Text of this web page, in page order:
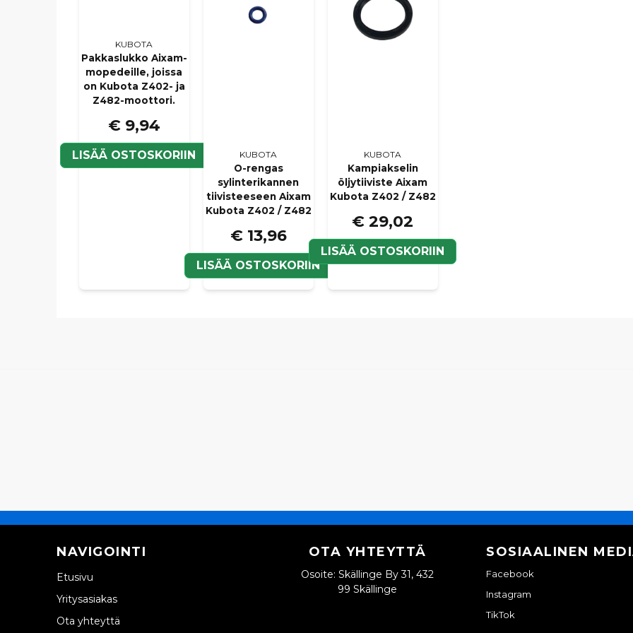
KUBOTA
Pakkaslukko Aixam-
mopedeille, joissa
on Kubota Z402- ja
Z482-moottori.
€ 9,94
LISÄÄ OSTOSKORIIN KUBOTA
O-rengas
sylinterikannen
tiivisteeseen Aixam
Kubota Z402 / Z482
€ 13,96
LISÄÄ OSTOSKORIIN
KUBOTA
Kampiakselin
öljytiiviste Aixam
Kubota Z402 / Z482
€ 29,02
LISÄÄ OSTOSKORIIN
NAVIGOINTI
Etusivu
Yritysasiakas
Ota yhteyttä
OTA YHTEYTTÄ
Osoite: Skällinge By 31, 432
99 Skällinge
SOSIAALINEN
Facebook
Instagram
TikTok